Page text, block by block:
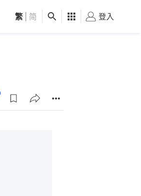
觀點 健康 好食玩飛
繁 简 登入